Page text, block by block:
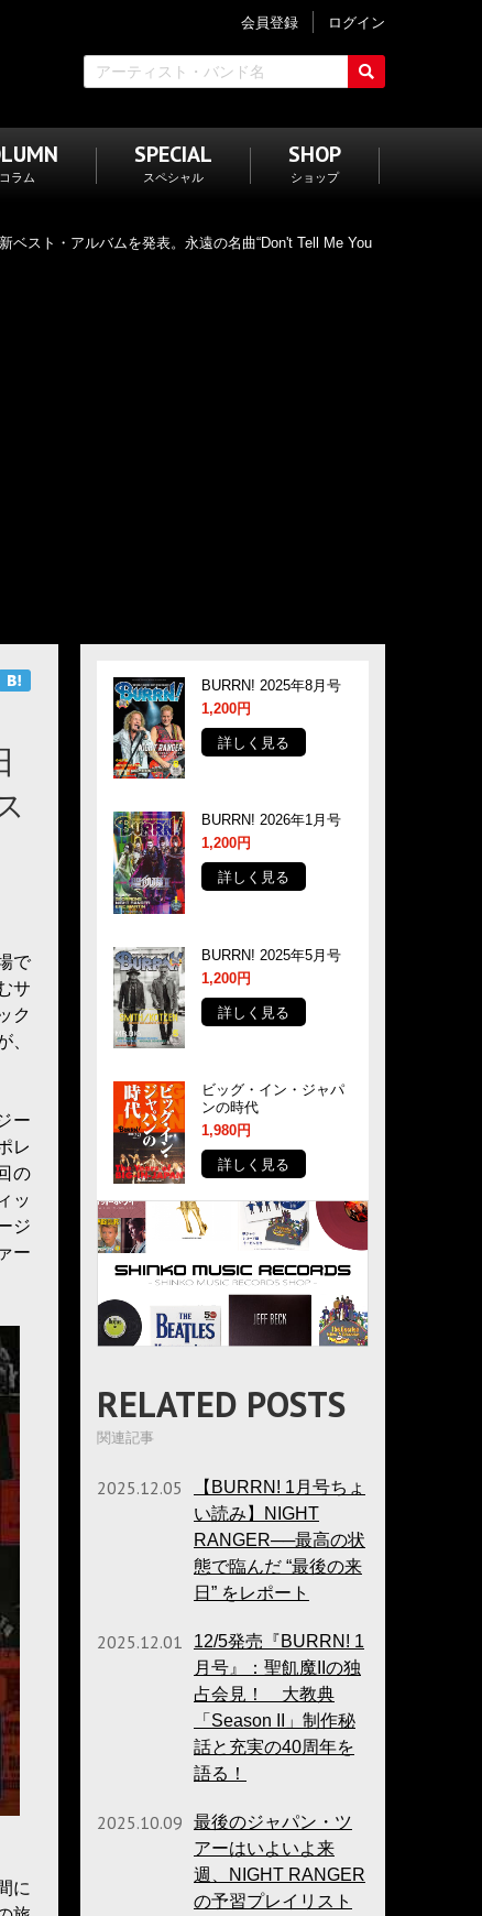
会員登録 ログイン
コラム
SPECIAL
スペシャル
SHOP
ショップ
ベスト・アルバムを発表。永遠の名曲“Don't Tell Me You
で
サ
ク
、
ー
レ
の
ッ
ジ
ー
に
BURRN! 2025年8月号
1,200円
詳しく見る
BURRN! 2026年1月号
1,200円
詳しく見る
BURRN! 2025年5月号
1,200円
詳しく見る
ビッグ・イン・ジャパ
ンの時代
1,980円
詳しく見る
RELATED POSTS
関連記事
2025.12.05
【BURRN! 1月号ちょ
い読み】NIGHT
RANGER──最高の状
態で臨んだ “最後の来
日” をレポート
2025.12.01
12/5発売『BURRN! 1
月号』：聖飢魔IIの独
占会見！ 大教典
「Season II」制作秘
話と充実の40周年を
語る！
2025.10.09
最後のジャパン・ツ
アーはいよいよ来
週、NIGHT RANGER
の予習プレイリスト